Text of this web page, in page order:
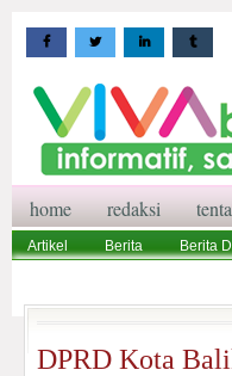
home redaksi
Artikel Berita Berita
DPRD Kota